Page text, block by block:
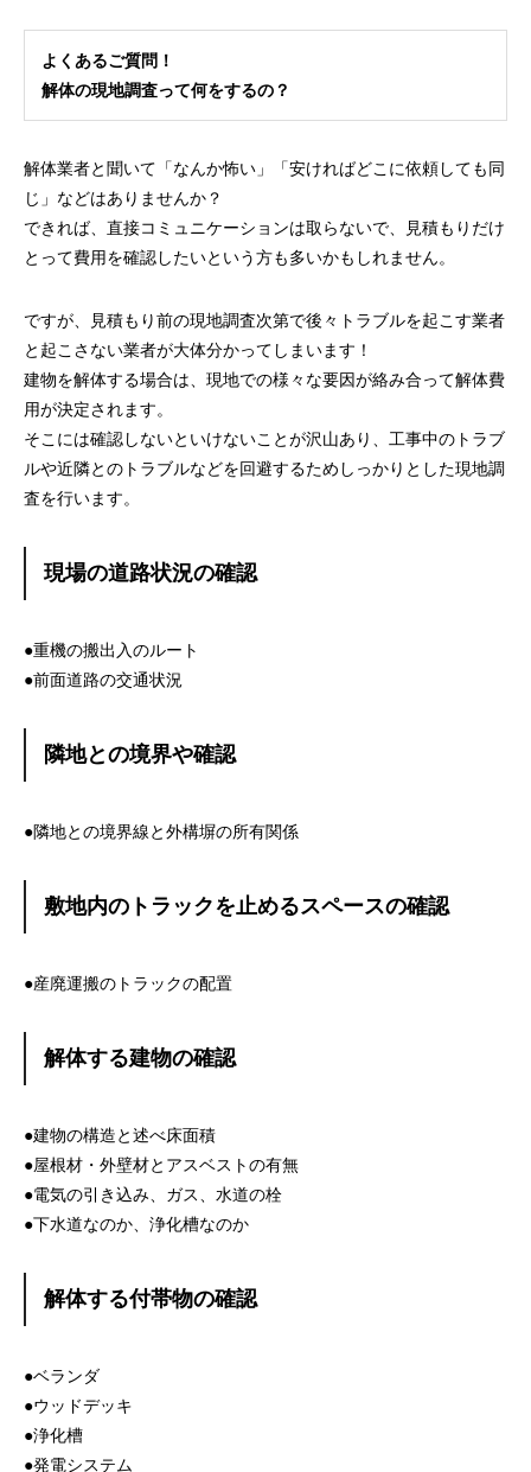
よくあるご質問！
解体の現地調査って何をするの？
解体業者と聞いて「なんか怖い」「安ければどこに依頼しても同
じ」などはありませんか？
できれば、直接コミュニケーションは取らないで、見積もりだけ
とって費用を確認したいという方も多いかもしれません。
ですが、見積もり前の現地調査次第で後々トラブルを起こす業者
と起こさない業者が大体分かってしまいます！
建物を解体する場合は、現地での様々な要因が絡み合って解体費
用が決定されます。
そこには確認しないといけないことが沢山あり、工事中のトラブ
ルや近隣とのトラブルなどを回避するためしっかりとした現地調
査を行います。
現場の道路状況の確認
●重機の搬出入のルート
●前面道路の交通状況
隣地との境界や確認
●隣地との境界線と外構塀の所有関係
敷地内のトラックを止めるスペースの確認
●産廃運搬のトラックの配置
解体する建物の確認
●建物の構造と述べ床面積
●屋根材・外壁材とアスベストの有無
●電気の引き込み、ガス、水道の栓
●下水道なのか、浄化槽なのか
解体する付帯物の確認
●ベランダ
●ウッドデッキ
●浄化槽
●発電システム